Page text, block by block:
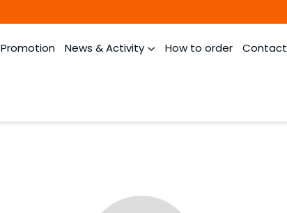
Promotion News & Activity How to order Contact